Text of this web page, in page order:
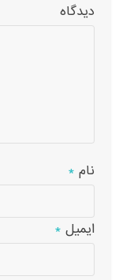
دیدگاه
نام*
ایمیل*